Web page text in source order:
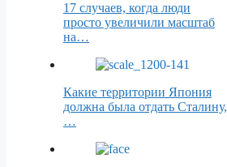
17 случаев, когда люди
просто увеличили масштаб
на…
Какие территории Япония
должна была отдать Сталину,
…